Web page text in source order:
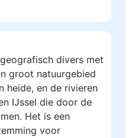
divers met
groot natuurgebied
heide, en de rivieren
IJssel die door de
Het is een
voor